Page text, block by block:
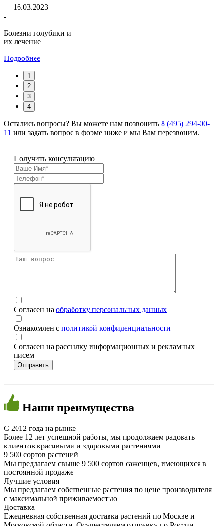
16.03.2023
-
Болезни голубики и
их лечение
Подробнее
1
2
3
4
Остались вопросы? Вы можете нам позвонить 8 (495) 294-00-
11 или задать вопрос в форме ниже и мы Вам перезвоним.
Получить консультацию
Согласен на обработку персональных данных
Ознакомлен с политикой конфиденциальности
Согласен на рассылку информационных и рекламных
писем
Наши преимущества
C 2012 года на рынке
Более 12 лет успешной работы, мы продолжаем радовать
клиентов красивыми и здоровыми растениями
9 500 сортов растений
Мы предлагаем свыше 9 500 сортов саженцев, имеющихся в
постоянной продаже
Лучшие условия
Мы предлагаем собственные растения по цене производителя
с максимальной приживаемостью
Доставка
Ежедневная собственная доставка растений по Москве и